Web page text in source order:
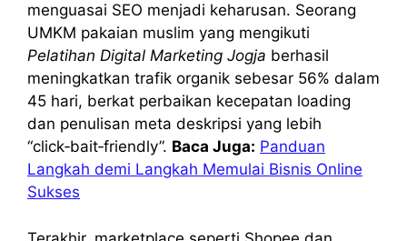
menguasai SEO menjadi keharusan. Seorang
UMKM pakaian muslim yang mengikuti
Pelatihan Digital Marketing Jogja berhasil
meningkatkan trafik organik sebesar 56% dalam
45 hari, berkat perbaikan kecepatan loading
dan penulisan meta deskripsi yang lebih
“click‑bait‑friendly”. Baca Juga: Panduan
Langkah demi Langkah Memulai Bisnis Online
Sukses